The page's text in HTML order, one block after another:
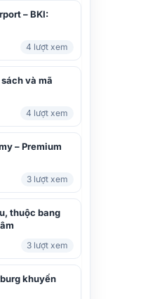
– BKI:
4 lượt xem
và mã
4 lượt xem
– Premium
3 lượt xem
thuộc bang
3 lượt xem
khuyến